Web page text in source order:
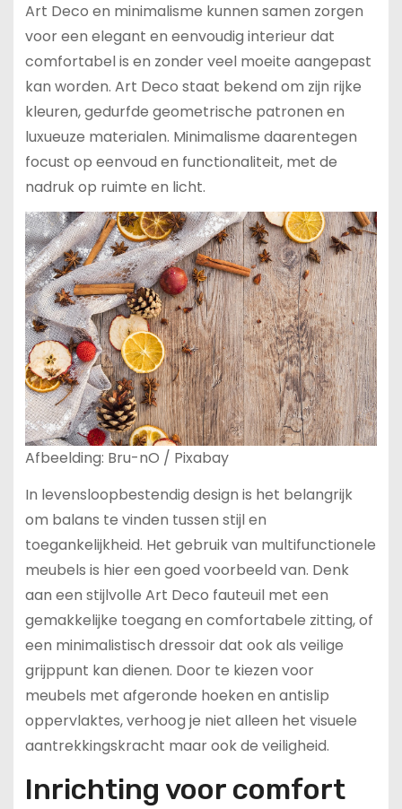
Art Deco en minimalisme kunnen samen zorgen
voor een elegant en eenvoudig interieur dat
comfortabel is en zonder veel moeite aangepast
kan worden. Art Deco staat bekend om zijn rijke
kleuren, gedurfde geometrische patronen en
luxueuze materialen. Minimalisme daarentegen
focust op eenvoud en functionaliteit, met de
nadruk op ruimte en licht.
Afbeelding: Bru-nO / Pixabay
In levensloopbestendig design is het belangrijk
om balans te vinden tussen stijl en
toegankelijkheid. Het gebruik van multifunctionele
meubels is hier een goed voorbeeld van. Denk
aan een stijlvolle Art Deco fauteuil met een
gemakkelijke toegang en comfortabele zitting, of
een minimalistisch dressoir dat ook als veilige
grijppunt kan dienen. Door te kiezen voor
meubels met afgeronde hoeken en antislip
oppervlaktes, verhoog je niet alleen het visuele
aantrekkingskracht maar ook de veiligheid.
Inrichting voor comfort